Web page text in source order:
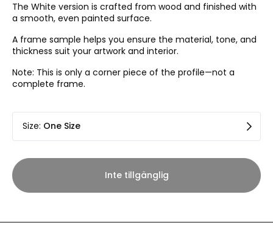
The White version is crafted from wood and finished with
a smooth, even painted surface.
A frame sample helps you ensure the material, tone, and
thickness suit your artwork and interior.
Note: This is only a corner piece of the profile—not a
complete frame.
Size: One Size
Inte tillgänglig